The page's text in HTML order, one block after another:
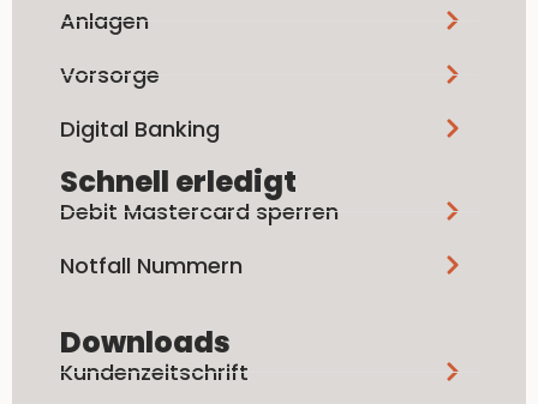
Anlagen
Vorsorge
Digital Banking
Schnell erledigt
Debit Mastercard sperren
Notfall Nummern
Downloads
Kundenzeitschrift